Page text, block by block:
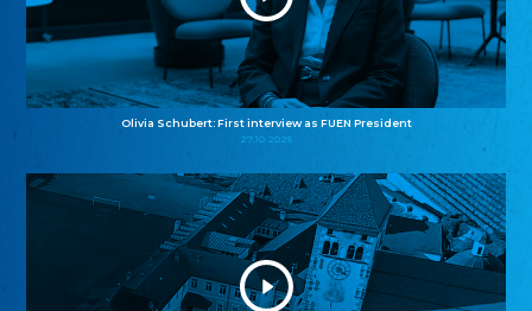
Olivia Schubert: First interview as FUEN President
27.10.2025